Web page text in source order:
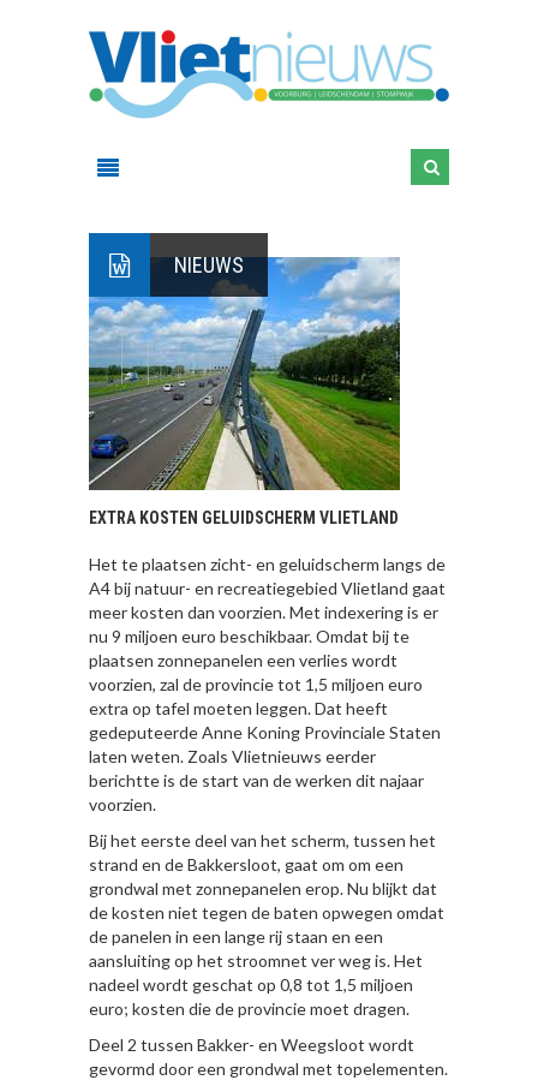
NIEUWS
EXTRA KOSTEN GELUIDSCHERM VLIETLAND
Het te plaatsen zicht- en geluidscherm langs de
A4 bij natuur- en recreatiegebied Vlietland gaat
meer kosten dan voorzien. Met indexering is er
nu 9 miljoen euro beschikbaar. Omdat bij te
plaatsen zonnepanelen een verlies wordt
voorzien, zal de provincie tot 1,5 miljoen euro
extra op tafel moeten leggen. Dat heeft
gedeputeerde Anne Koning Provinciale Staten
laten weten. Zoals Vlietnieuws eerder
berichtte is de start van de werken dit najaar
voorzien.
Bij het eerste deel van het scherm, tussen het
strand en de Bakkersloot, gaat om om een
grondwal met zonnepanelen erop. Nu blijkt dat
de kosten niet tegen de baten opwegen omdat
de panelen in een lange rij staan en een
aansluiting op het stroomnet ver weg is. Het
nadeel wordt geschat op 0,8 tot 1,5 miljoen
euro; kosten die de provincie moet dragen.
Deel 2 tussen Bakker- en Weegsloot wordt
gevormd door een grondwal met topelementen.